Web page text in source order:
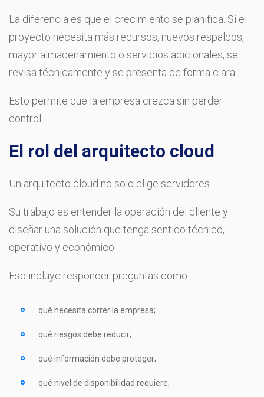
La diferencia es que el crecimiento se planifica. Si el
proyecto necesita más recursos, nuevos respaldos,
mayor almacenamiento o servicios adicionales, se
revisa técnicamente y se presenta de forma clara.
Esto permite que la empresa crezca sin perder
control.
El rol del arquitecto cloud
Un arquitecto cloud no solo elige servidores.
Su trabajo es entender la operación del cliente y
diseñar una solución que tenga sentido técnico,
operativo y económico.
Eso incluye responder preguntas como:
qué necesita correr la empresa;
qué riesgos debe reducir;
qué información debe proteger;
qué nivel de disponibilidad requiere;